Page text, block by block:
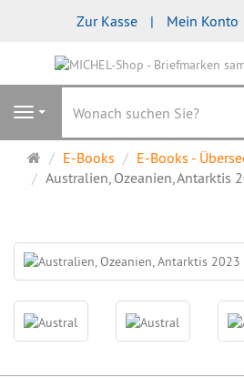
Zur Kasse Mein Konto
Navigation
Startseite
E-Books
E-Books -
Australien, Ozeanien, Antarktis